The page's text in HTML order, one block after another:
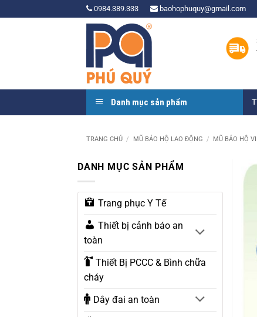
qua
0984.389.333 baohophuquy@gmail.com
Danh mục sản phẩm
TRANG CHỦ / MŨ BẢO HỘ LAO ĐỘNG / MŨ BẢO HỘ
DANH MỤC SẢN PHẨM
Trang phục Y Tế
Thiết bị cảnh báo an
toàn
Thiết Bị PCCC & Bình chữa
cháy
Dây đai an toàn